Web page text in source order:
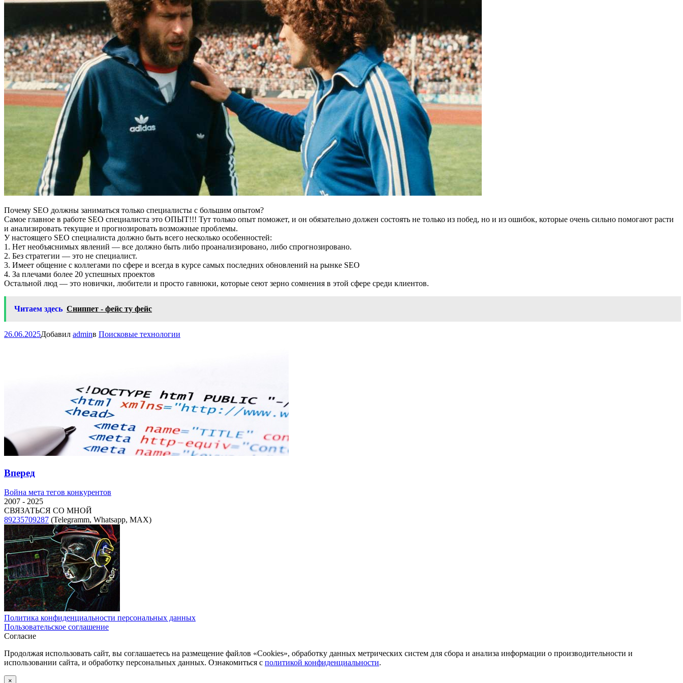
Почему SEO должны заниматься только специалисты с большим опытом?
Самое главное в работе SEO специалиста это ОПЫТ!!! Тут только опыт поможет, и он обязательно должен состоять не только из побед, но и из ошибок, которые очень сильно помогают расти
и анализировать текущие и прогнозировать возможные проблемы.
У настоящего SEO специалиста должно быть всего несколько особенностей:
1. Нет необъяснимых явлений — все должно быть либо проанализировано, либо спрогнозировано.
2. Без стратегии — это не специалист.
3. Имеет общение с коллегами по сфере и всегда в курсе самых последних обновлений на рынке SEO
4. За плечами более 20 успешных проектов
Остальной люд — это новички, любители и просто гавнюки, которые сеют зерно сомнения в этой сфере среди клиентов.
Читаем здесь Сниппет - фейс ту фейс
26.06.2025Добавил adminв Поисковые технологии
Вперед
Следующая
запись:
Война мета тегов конкурентов
2007 - 2025
СВЯЗАТЬСЯ СО МНОЙ
89235709287 (Telegramm, Whatsapp, MAX)
Политика конфиденциальности персональных данных
Пользовательское соглашение
Согласие
Продолжая использовать сайт, вы соглашаетесь на размещение файлов «Cookies», обработку данных метрических систем для сбора и анализа информации о производительности и
использовании сайта, и обработку персональных данных. Ознакомиться с политикой конфиденциальности.
×